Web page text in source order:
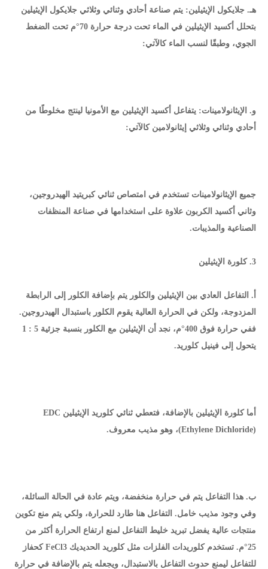
هـ. جلايكول الإيثيلين: يتم صناعة أحادي وثنائي وثلاثي جلايكول الإيثيلين
بتحلل أكسيد الإيثيلين في الماء تحت درجة حرارة 70°م تحت الضغط
الجوي، وطبقًا لنسب الماء كالآتي:
و. الإيثانولامينات: يتفاعل أكسيد الإيثيلين مع الأمونيا لينتج مخلوطًا من
أحادي وثنائي وثلاثي إيثانولامين كالآتي:
جميع الإيثانولامينات تستخدم في امتصاص ثنائي كبريتيد الهيدروجين،
وثاني أكسيد الكربون علاوة على استخدامها في صناعة المنظفات
الصناعية والمذيبات.
3. كلورة الإيثيلين
أ. التفاعل العادي بين الإيثيلين والكلور يتم بإضافة الكلور إلى الرابطة
المزدوجة، ولكن في الحرارة العالية يقوم الكلور باستبدال الهيدروجين.
ففي حرارة فوق 400°م، نجد أن الإيثيلين مع الكلور بنسبة جزئية 5 : 1
يتحول إلى فينيل كلوريد.
أما كلورة الإيثيلين بالإضافة، فتعطي ثنائي كلوريد الإيثيلين EDC
(Ethylene Dichloride)، وهو مذيب معروف.
ب. هذا التفاعل يتم في حرارة منخفضة، ويتم عادة في الحالة السائلة،
وفي وجود مذيب خامل. التفاعل هنا طارد للحرارة، ولكي يتم منع تكوين
منتجات عالية يفضل تبريد خليط التفاعل لمنع ارتفاع الحرارة أكثر من
25°م. تستخدم كلوريدات الفلزات مثل كلوريد الحديديك FeCl3 كحفاز
للتفاعل ليمنع حدوث التفاعل بالاستبدال، ويجعله يتم بالإضافة في حرارة